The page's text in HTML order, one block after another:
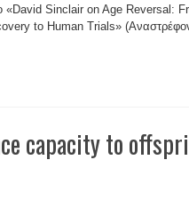
«David Sinclair on Age Reversal:
to Human Trials»
capacity to